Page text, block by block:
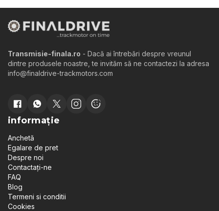
Transmisie-finala.ro - Dacă ai întrebări despre vreunul
dintre produsele noastre, te invităm să ne contactezi la adresa
info@finaldrive-trackmotors.com
informație
Anchetă
Egalare de pret
Despre noi
Contactați-ne
FAQ
Blog
Termeni si conditii
Cookies